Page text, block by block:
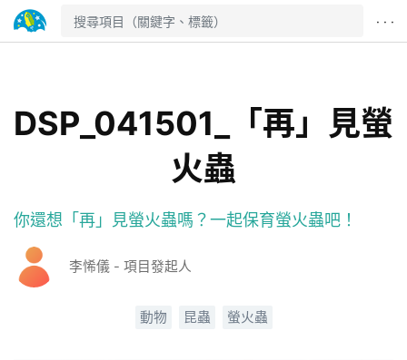
· · ·
DSP_041501_「再」見螢
火蟲
你還想「再」見螢火蟲嗎？一起保育螢火蟲吧！
李悕儀 - 項目發起人
動物 昆蟲 螢火蟲